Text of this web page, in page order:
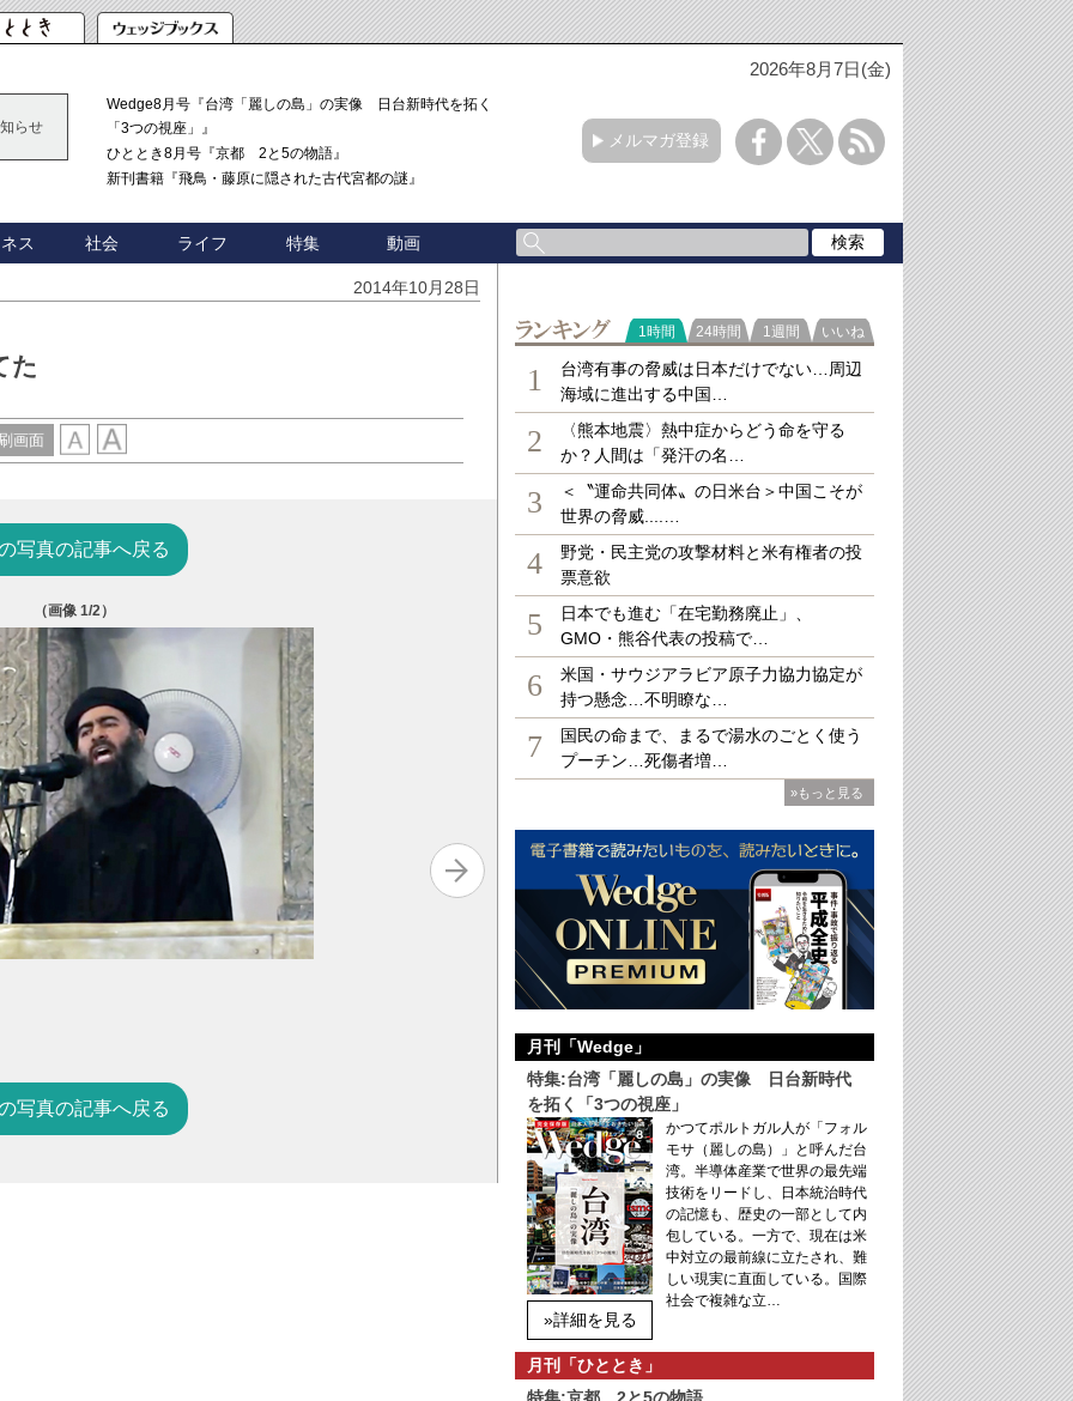
2026年8月7日(金)
らせ
Wedge8月号『台湾「麗しの島」の実像 日台新時代を拓く
「3つの視座」』
ひととき8月号『京都 2と5の物語』
新刊書籍『飛鳥・藤原に隠された古代宮都の謎』
メルマガ登録
ス 社会 ライフ 特集 動画
2014年10月28日
た
画面
写真の記事へ戻る
（画像1/2）
写真の記事へ戻る
ラ
1時間 24時間 1週間 いいね
1
台湾有事の脅威は日本だけでない…周辺
海域に進出する中国…
2
〈熊本地震〉熱中症からどう命を守る
か？人間は「発汗の名…
3
＜〝運命共同体〟の日米台＞中国こそが
世界の脅威....…
4
野党・民主党の攻撃材料と米有権者の投
票意欲
5
日本でも進む「在宅勤務廃止」、
GMO・熊谷代表の投稿で…
6
米国・サウジアラビア原子力協力協定が
持つ懸念…不明瞭な…
7
国民の命まで、まるで湯水のごとく使う
プーチン…死傷者増…
»もっと見る
月刊「Wedge」
特集:台湾「麗しの島」の実像 日台新時代
を拓く「3つの視座」
»詳細を見る
かつてポルトガル人が「フォル
モサ（麗しの島）」と呼んだ台
湾。半導体産業で世界の最先端
技術をリードし、日本統治時代
の記憶も、歴史の一部として内
包している。一方で、現在は米
中対立の最前線に立たされ、難
しい現実に直面している。国際
社会で複雑な立…
月刊「ひととき」